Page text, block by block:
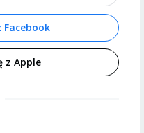
Facebook
z Apple